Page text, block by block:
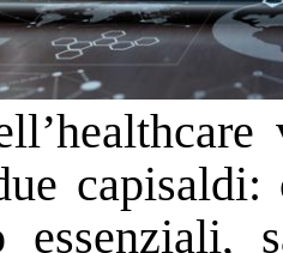
essenziali,